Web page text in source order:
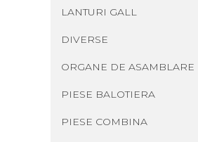
LANTURI GALL
DIVERSE
ORGANE DE ASAMBLARE
PIESE BALOTIERA
PIESE COMBINA